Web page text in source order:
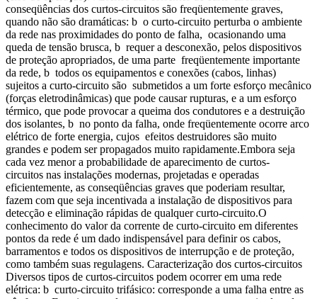
conseqüências dos curtos-circuitos são freqüentemente graves,
quando não são dramáticas: b o curto-circuito perturba o ambiente
da rede nas proximidades do ponto de falha, ocasionando uma
queda de tensão brusca, b requer a desconexão, pelos dispositivos
de proteção apropriados, de uma parte freqüentemente importante
da rede, b todos os equipamentos e conexões (cabos, linhas)
sujeitos a curto-circuito são submetidos a um forte esforço mecânico
(forças eletrodinâmicas) que pode causar rupturas, e a um esforço
térmico, que pode provocar a queima dos condutores e a destruição
dos isolantes, b no ponto da falha, onde freqüentemente ocorre arco
elétrico de forte energia, cujos efeitos destruidores são muito
grandes e podem ser propagados muito rapidamente.Embora seja
cada vez menor a probabilidade de aparecimento de curtos-
circuitos nas instalações modernas, projetadas e operadas
eficientemente, as conseqüências graves que poderiam resultar,
fazem com que seja incentivada a instalação de dispositivos para
detecção e eliminação rápidas de qualquer curto-circuito.O
conhecimento do valor da corrente de curto-circuito em diferentes
pontos da rede é um dado indispensável para definir os cabos,
barramentos e todos os dispositivos de interrupção e de proteção,
como também suas regulagens. Caracterização dos curtos-circuitos
Diversos tipos de curtos-circuitos podem ocorrer em uma rede
elétrica: b curto-circuito trifásico: corresponde a uma falha entre as